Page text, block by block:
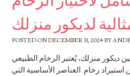
لديكور منزلك
POSTED ON DECEMBER 31, 2024 BY
ديكور منزلك، يُعتبر الرخام الطبيعي
استيراد رخام العناصر الأساسية التي